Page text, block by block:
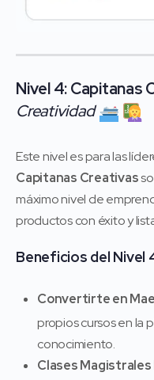
Nivel 4: Capitanas
Creatividad
Este nivel es para las
Capitanas Creativas
máximo nivel de
productos con éxito y
Beneficios del Nivel
Convertirte en
propios cursos en la
conocimiento.
Clases Magistrales